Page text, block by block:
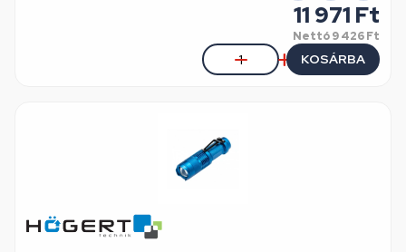
11 971 Ft
Nettó9 426 Ft
KOSÁRBA